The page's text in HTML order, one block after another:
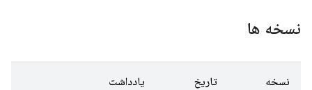
نسخه ها
نسخه تاریخ یادداشت